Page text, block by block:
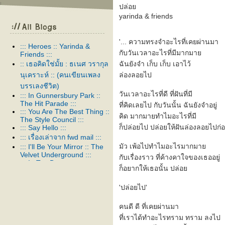
::: Heroes :: Yarinda &
Friends :::
:: เธอคิดใช่มั้ย : ธเนศ วรากุล
นุเคราะห์ :: (คนเขียนเพลง
บรรเลงชีวิต)
::: In Gunnersbury Park ::
The Hit Parade :::
::: You Are The Best Thing ::
The Style Council :::
::: Say Hello :::
::: เรื่องเล่าจาก fwd mail :::
::: I'll Be Your Mirror :: The
Velvet Underground :::
::: In Too Deep :::
ปล่อ
yarinda & friends
'... ความทรงจําอะไรที่เคยผ่านมา
กับวันเวลาอะไรที่มีมากมา
ฉันยังจํา เก็บ เก็บ เอาไว้
ล่องลอยไป
วันเวลาอะไรที่ดี ที่ฝันที่มี
ที่คิดเลยไป กับวันนั้น ฉันยังจําอยู่
คิด มากมายทําไมอะไรที่มี
ก็ปล่อยไป ปล่อยให้ฝันล่องลอยไปก่
มัว เพ้อไปทําไมอะไรมากมา
กับเรื่องราว ที่ค้างคาใจของเธออยู่
ก็อยากให้เธอนั้น ปล่อ
'ปล่อยไป'
คนดี ดี ที่เคยผ่านมา
ที่เราได้ทําอะไรทราม ทราม ลงไป